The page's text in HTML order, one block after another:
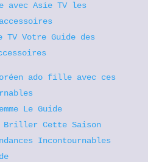
avec Asie TV les
TV Votre Guide des
ado fille avec ces
Le Guide
Briller Cette Saison
Incontournables